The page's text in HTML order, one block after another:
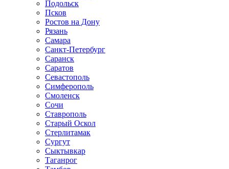
Подольск
Псков
Ростов на Дону
Рязань
Самара
Санкт-Петербург
Саранск
Саратов
Севастополь
Симферополь
Смоленск
Сочи
Ставрополь
Старый Оскол
Стерлитамак
Сургут
Сыктывкар
Таганрог